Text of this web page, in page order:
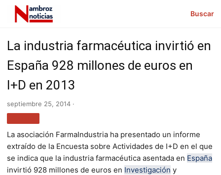
Buscar
La industria farmacéutica invirtió en
España 928 millones de euros en
I+D en 2013
septiembre 25, 2014 ·
La asociación FarmaIndustria ha presentado un informe
extraído de la Encuesta sobre Actividades de I+D en el que
se indica que la industria farmacéutica asentada en España
invirtió 928 millones de euros en Investigación y